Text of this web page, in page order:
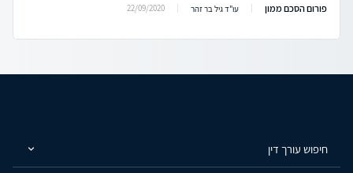
פורום הסכם ממון עו"ד גיל בר זהר 22/09/2020
חיפוש עורך דין